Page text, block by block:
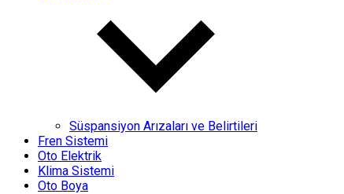
Süspansiyon Arızaları ve Belirtileri
Fren Sistemi
Oto Elektrik
Klima Sistemi
Oto Boya